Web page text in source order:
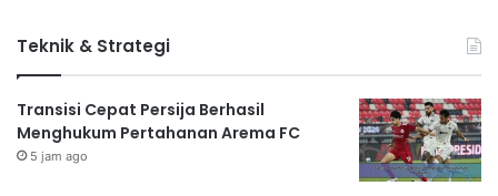
Teknik & Strategi
Transisi Cepat Persija Berhasil
Menghukum Pertahanan Arema FC
5 jam ago